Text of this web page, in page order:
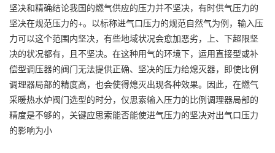
坚决和精确结论我国的燃气供应的压力并不坚决，有时供气压力的
坚决在规范压力的+。以标称进气口压力的规范自然气为例，输入压
力可以这个范围内坚决，有些地域状况会愈加恶劣，上、下超限坚
决的状况都有，且不坚决。在这种用气的环境下，运用直接型或补
偿型调压器的阀门无法提供正确、坚决的压力给熄灭器，即使比例
调理器局部的精度高，也会使得熄灭出现各种效果。因此，在燃气
采暖热水炉阀门选型的时分，仅思索输入压力的比例调理器局部的
精度是不够的，关键应思索能否能使进气压力的坚决对出气口压力
的影响为小